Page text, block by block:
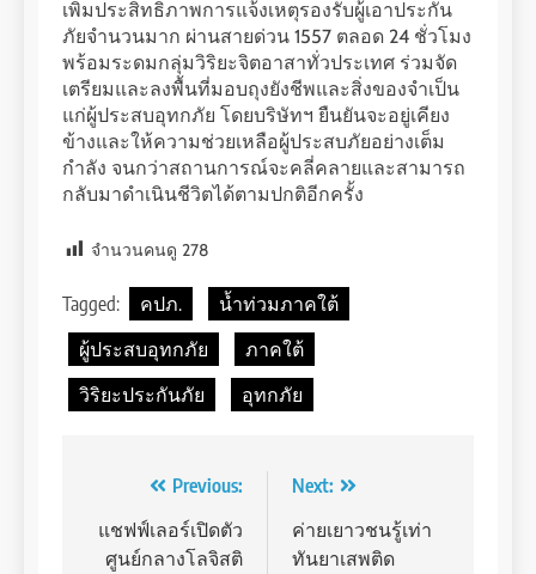
เพิ่มประสิทธิภาพการแจ้งเหตุรองรับผู้เอาประกัน
ภัยจำนวนมาก ผ่านสายด่วน 1557 ตลอด 24 ชั่วโมง
พร้อมระดมกลุ่มวิริยะจิตอาสาทั่วประเทศ ร่วมจัด
เตรียมและลงพื้นที่มอบถุงยังชีพและสิ่งของจำเป็น
แก่ผู้ประสบอุทกภัย โดยบริษัทฯ ยืนยันจะอยู่เคียง
ข้างและให้ความช่วยเหลือผู้ประสบภัยอย่างเต็ม
กำลัง จนกว่าสถานการณ์จะคลี่คลายและสามารถ
กลับมาดำเนินชีวิตได้ตามปกติอีกครั้ง
จำนวนคนดู 278
Tagged: คปภ.
น้ำท่วมภาคใต้
ผู้ประสบอุทกภัย
ภาคใต้
วิริยะประกันภัย
อุทกภัย
navigation
Previous:
แชฟฟ์เลอร์เปิดตัว
ศูนย์กลางโลจิสติ
Next:
ค่ายเยาวชนรู้เท่า
ทันยาเสพติด